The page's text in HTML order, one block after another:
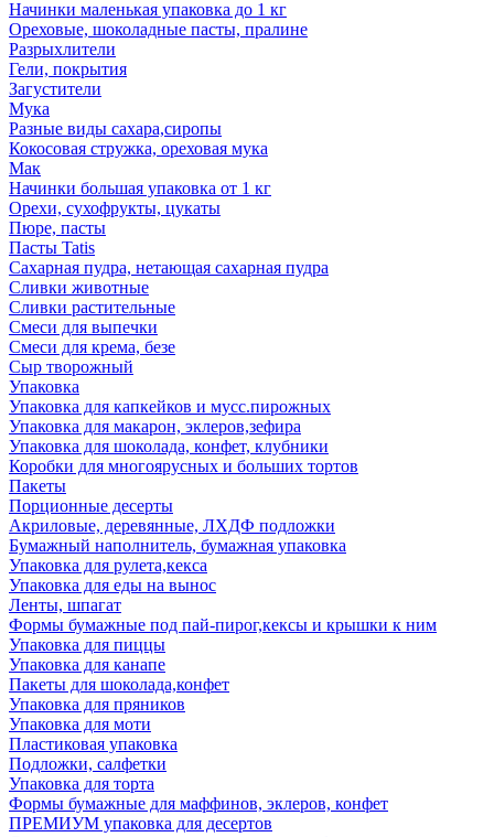
Начинки маленькая упаковка до 1 кг
Ореховые, шоколадные пасты, пралине
Разрыхлители
Гели, покрытия
Загустители
Мука
Разные виды сахара,сиропы
Кокосовая стружка, ореховая мука
Мак
Начинки большая упаковка от 1 кг
Орехи, сухофрукты, цукаты
Пюре, пасты
Пасты Tatis
Сахарная пудра, нетающая сахарная пудра
Сливки животные
Сливки растительные
Смеси для выпечки
Смеси для крема, безе
Сыр творожный
Упаковка
Упаковка для капкейков и мусс.пирожных
Упаковка для макарон, эклеров,зефира
Упаковка для шоколада, конфет, клубники
Коробки для многоярусных и больших тортов
Пакеты
Порционные десерты
Акриловые, деревянные, ЛХДФ подложки
Бумажный наполнитель, бумажная упаковка
Упаковка для рулета,кекса
Упаковка для еды на вынос
Ленты, шпагат
Формы бумажные под пай-пирог,кексы и крышки к ним
Упаковка для пиццы
Упаковка для канапе
Пакеты для шоколада,конфет
Упаковка для пряников
Упаковка для моти
Пластиковая упаковка
Подложки, салфетки
Упаковка для торта
Формы бумажные для маффинов, эклеров, конфет
ПРЕМИУМ упаковка для десертов